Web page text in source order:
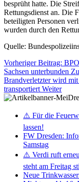
besprüht hatte. Die
Rettungsdienst an. Die
beteiligten Personen
wurden durch den
Quelle:
Vorheriger Beitrag:
Sachsen unterbunden
Brandverletzter wird
transportiert Weiter
⚠️ Für die
lassen!
FW Dresden:
Samstag
⚠️ Verdi ruft
steht am Freitag
Neue